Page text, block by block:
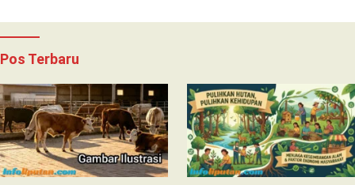
Pos Terbaru